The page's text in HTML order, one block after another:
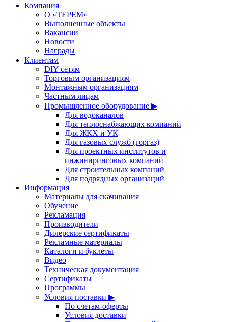
Компания
О «ТЕРЕМ»
Выполненные объекты
Вакансии
Новости
Награды
Клиентам
DIY сетям
Торговым организациям
Монтажным организациям
Частным лицам
Промышленное оборудование ▶
Для водоканалов
Для теплоснабжающих компаний
Для ЖКХ и УК
Для газовых служб (горгаз)
Для проектных институтов и
инжиниринговых компаний
Для строительных компаний
Для подрядных организаций
Информация
Материалы для скачивания
Обучение
Рекламация
Производители
Дилерские сертификаты
Рекламные материалы
Каталоги и буклеты
Видео
Техническая документация
Сертификаты
Программы
Условия поставки ▶
По счетам-оферты
Условия доставки